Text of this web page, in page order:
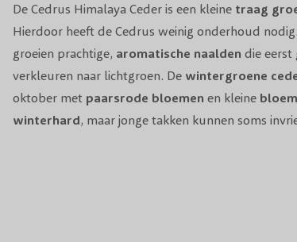
De Cedrus Himalaya Ceder is een kleine traag
Hierdoor heeft de Cedrus weinig onderhoud
groeien prachtige, aromatische naalden die
verkleuren naar lichtgroen. De wintergroene
oktober met paarsrode bloemen en kleine
winterhard, maar jonge takken kunnen soms